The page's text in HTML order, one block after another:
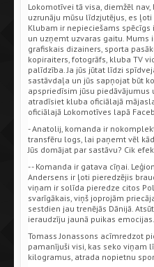
Lokomotīvei tā visa, diemžēl
uzrunāju mūsu līdzjutējus, es
Klubam ir nepieciešams
un uzņemt uzvaras gaitu. Mums
grafiskais dizainers, sporta
kopiraiters, fotogrāfs, kluba TV
palīdzība. Ja jūs jūtat līdzi
sastāvdaļa un jūs sapņojat būt
apspriedīsim jūsu piedāvājumus
atradīsiet kluba oficiālajā
oficiālajā Lokomotīves lapā
- Anatolij, komanda ir
transfēru logs, lai paņemt vēl
Jūs domājat par sastāvu? Cik
- - Komanda ir gatava cīņai.
Andersens ir ļoti pieredzējis
viņam ir solīda pieredze citos
svarīgākais, viņš joprojām
sestdien jau trenējās Dānijā.
ieraudzīju jaunā puikas
Tomass Jonassons acīmredzot
pamanījuši visi, kas seko viņam
kilogramus, atrada nopietnu